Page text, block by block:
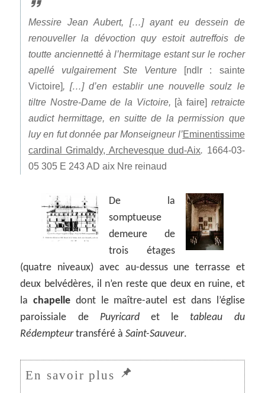
Messire Jean Aubert, […] ayant eu dessein de
renouveller la dévoction quy estoit autreffois de
toutte anciennetté à l’hermitage estant sur le rocher
apellé vulgairement Ste Venture [ndlr : sainte
Victoire], […] d’en establir une nouvelle soulz le
tiltre Nostre-Dame de la Victoire, [à faire] retraicte
audict hermittage, en suitte de la permission que
luy en fut donnée par Monseigneur l’Eminentissime
cardinal Grimaldy, Archevesque dud-Aix. 1664-03-
05 305 E 243 AD aix Nre reinaud
De la
somptueuse
demeure de
trois étages
(quatre niveaux) avec au-dessus une terrasse et
deux belvédères, il n’en reste que deux en ruine, et
lachapelle dont le maître-autel est dans l’église
paroissiale de Puyricardet letableau du
Rédempteurtransféré àSaint-Sauveur.